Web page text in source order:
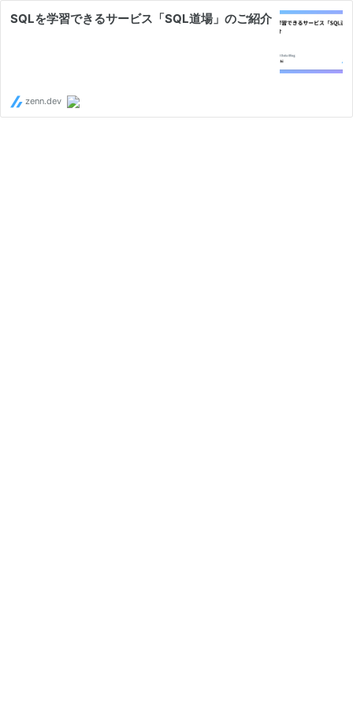
SQLを学習できるサービス「SQL道場」のご紹介
zenn.dev